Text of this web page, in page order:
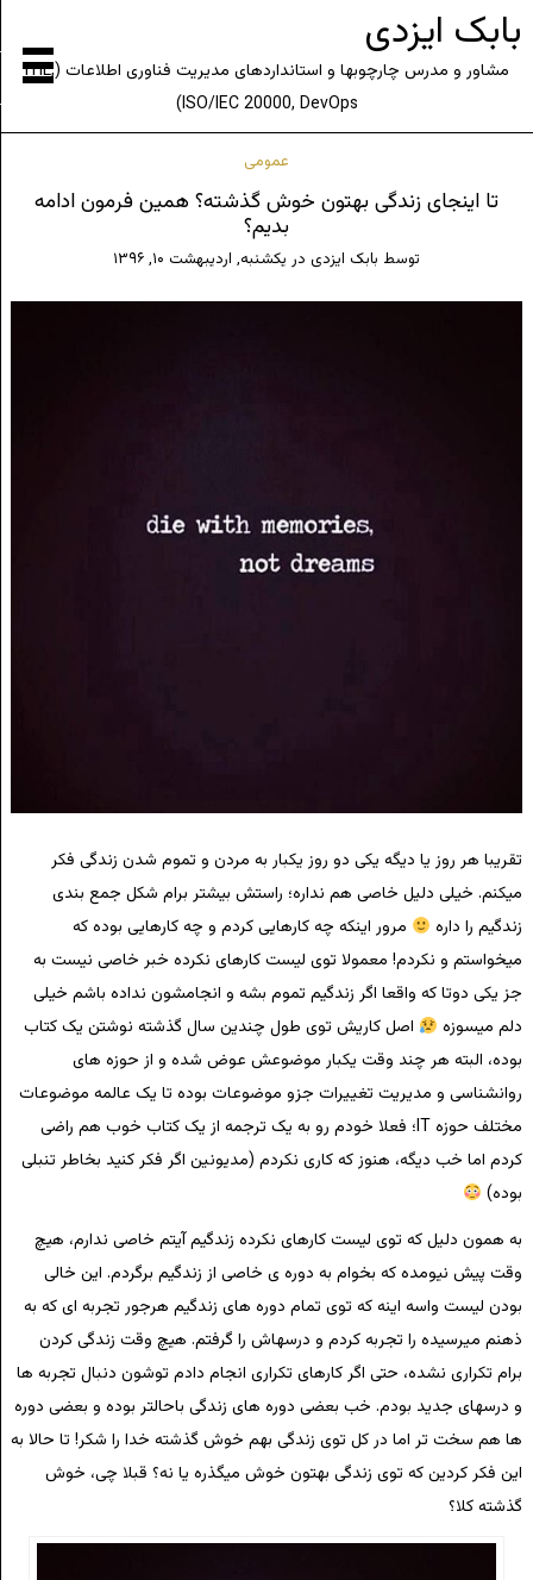
بابک ایزدی
مشاور و مدرس چارچوبها و استانداردهای مدیریت فناوری اطلاعات (ITIL,
ISO/IEC 20000, DevOps)
عمومی
تا اینجای زندگی بهتون خوش گذشته؟ همین فرمون ادامه
بدیم؟
توسط بابک ایزدی در یکشنبه, اردیبهشت ۱۰, ۱۳۹۶
تقریبا هر روز یا دیگه یکی دو روز یکبار به مردن و تموم شدن زندگی فکر
میکنم. خیلی دلیل خاصی هم نداره؛ راستش بیشتر برام شکل جمع بندی
زندگیم را داره
مرور اینکه چه کارهایی کردم و چه کارهایی بوده که
میخواستم و نکردم! معمولا توی لیست کارهای نکرده خبر خاصی نیست به
جز یکی دوتا که واقعا اگر زندگیم تموم بشه و انجامشون نداده باشم خیلی
دلم میسوزه
اصل کاریش توی طول چندین سال گذشته نوشتن یک کتاب
بوده، البته هر چند وقت یکبار موضوعش عوض شده و از حوزه های
روانشناسی و مدیریت تغییرات جزو موضوعات بوده تا یک عالمه موضوعات
مختلف حوزه IT؛ فعلا خودم رو به یک ترجمه از یک کتاب خوب هم راضی
کردم اما خب دیگه، هنوز که کاری نکردم (مدیونین اگر فکر کنید بخاطر تنبلی
بوده)
به همون دلیل که توی لیست کارهای نکرده زندگیم آیتم خاصی ندارم، هیچ
وقت پیش نیومده که بخوام به دوره ی خاصی از زندگیم برگردم. این خالی
بودن لیست واسه اینه که توی تمام دوره های زندگیم هرجور تجربه ای که به
ذهنم میرسیده را تجربه کردم و درسهاش را گرفتم. هیچ وقت زندگی کردن
برام تکراری نشده، حتی اگر کارهای تکراری انجام دادم توشون دنبال تجربه ها
و درسهای جدید بودم. خب بعضی دوره های زندگی باحالتر بوده و بعضی دوره
ها هم سخت تر اما در کل توی زندگی بهم خوش گذشته خدا را شکر! تا حالا به
این فکر کردین که توی زندگی بهتون خوش میگذره یا نه؟ قبلا چی، خوش
گذشته کلا؟